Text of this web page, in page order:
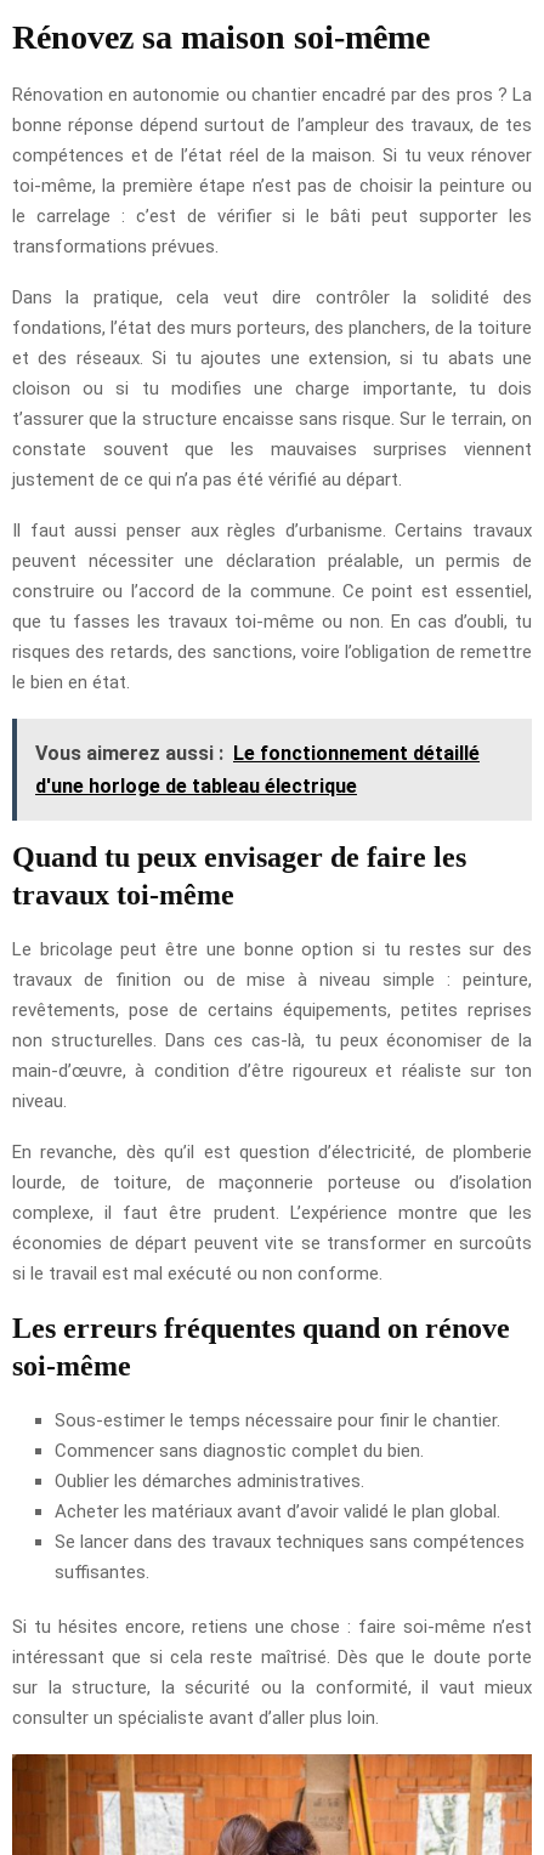
Rénovez sa maison soi-même
Rénovation en autonomie ou chantier encadré par des pros ? La
bonne réponse dépend surtout de l’ampleur des travaux, de tes
compétences et de l’état réel de la maison. Si tu veux rénover
toi-même, la première étape n’est pas de choisir la peinture ou
le carrelage : c’est de vérifier si le bâti peut supporter les
transformations prévues.
Dans la pratique, cela veut dire contrôler la solidité des
fondations, l’état des murs porteurs, des planchers, de la toiture
et des réseaux. Si tu ajoutes une extension, si tu abats une
cloison ou si tu modifies une charge importante, tu dois
t’assurer que la structure encaisse sans risque. Sur le terrain, on
constate souvent que les mauvaises surprises viennent
justement de ce qui n’a pas été vérifié au départ.
Il faut aussi penser aux règles d’urbanisme. Certains travaux
peuvent nécessiter une déclaration préalable, un permis de
construire ou l’accord de la commune. Ce point est essentiel,
que tu fasses les travaux toi-même ou non. En cas d’oubli, tu
risques des retards, des sanctions, voire l’obligation de remettre
le bien en état.
Vous aimerez aussi : Le fonctionnement détaillé
d'une horloge de tableau électrique
Quand tu peux envisager de faire les
travaux toi-même
Le bricolage peut être une bonne option si tu restes sur des
travaux de finition ou de mise à niveau simple : peinture,
revêtements, pose de certains équipements, petites reprises
non structurelles. Dans ces cas-là, tu peux économiser de la
main-d’œuvre, à condition d’être rigoureux et réaliste sur ton
niveau.
En revanche, dès qu’il est question d’électricité, de plomberie
lourde, de toiture, de maçonnerie porteuse ou d’isolation
complexe, il faut être prudent. L’expérience montre que les
économies de départ peuvent vite se transformer en surcoûts
si le travail est mal exécuté ou non conforme.
Les erreurs fréquentes quand on rénove
soi-même
Sous-estimer le temps nécessaire pour finir le chantier.
Commencer sans diagnostic complet du bien.
Oublier les démarches administratives.
Acheter les matériaux avant d’avoir validé le plan global.
Se lancer dans des travaux techniques sans compétences
suffisantes.
Si tu hésites encore, retiens une chose : faire soi-même n’est
intéressant que si cela reste maîtrisé. Dès que le doute porte
sur la structure, la sécurité ou la conformité, il vaut mieux
consulter un spécialiste avant d’aller plus loin.